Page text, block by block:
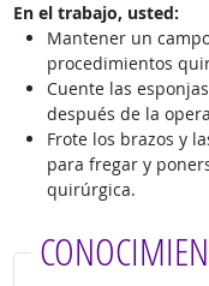
En el trabajo, usted:
Mantener un
procedimientos
Cuente las
después de la
Frote los brazos y
para fregar y
quirúrgica.